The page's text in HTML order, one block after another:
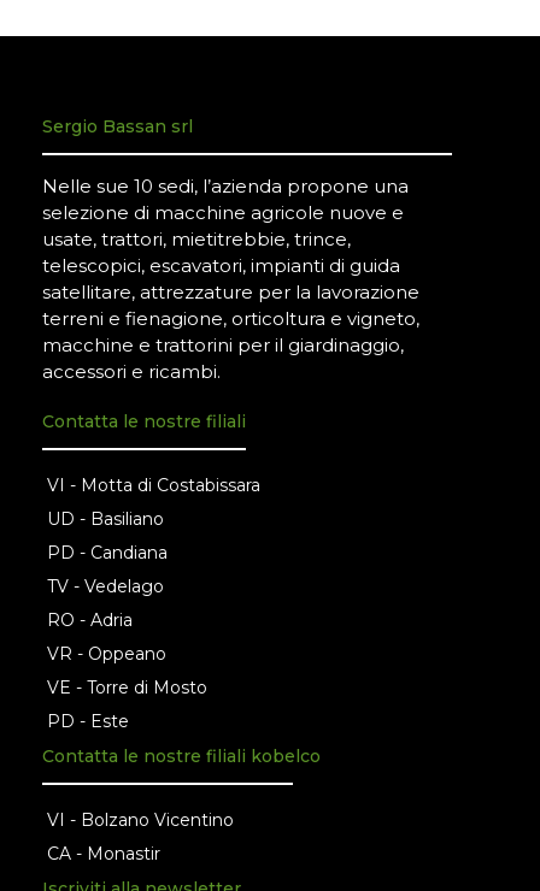
Sergio Bassan srl
Nelle sue 10 sedi, l’azienda propone una
selezione di macchine agricole nuove e
usate, trattori, mietitrebbie, trince,
telescopici, escavatori, impianti di guida
satellitare, attrezzature per la lavorazione
terreni e fienagione, orticoltura e vigneto,
macchine e trattorini per il giardinaggio,
accessori e ricambi.
Contatta le nostre filiali
VI - Motta di Costabissara
UD - Basiliano
PD - Candiana
TV - Vedelago
RO - Adria
VR - Oppeano
VE - Torre di Mosto
PD - Este
Contatta le nostre filiali kobelco
VI - Bolzano Vicentino
CA - Monastir